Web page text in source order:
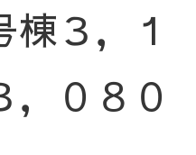
３，１
０８０